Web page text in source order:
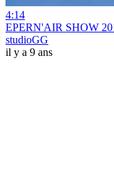
4:14
EPERN'AIR SHOW
studioGG
il y a 9 ans